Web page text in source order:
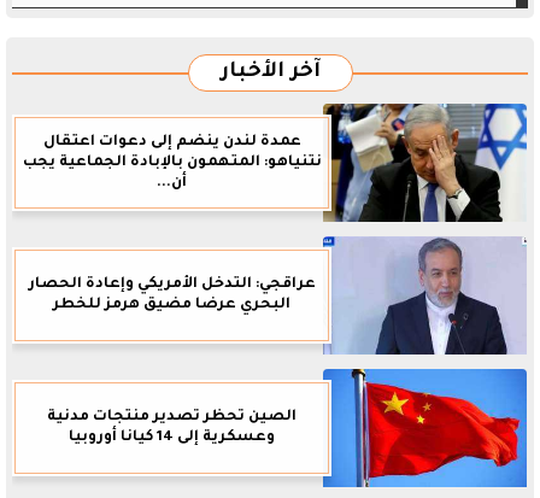
آخر الأخبار
عمدة لندن ينضم إلى دعوات اعتقال
نتنياهو: المتهمون بالإبادة الجماعية يجب
أن...
عراقجي: التدخل الأمريكي وإعادة الحصار
البحري عرضا مضيق هرمز للخطر
الصين تحظر تصدير منتجات مدنية
وعسكرية إلى 14 كيانا أوروبيا